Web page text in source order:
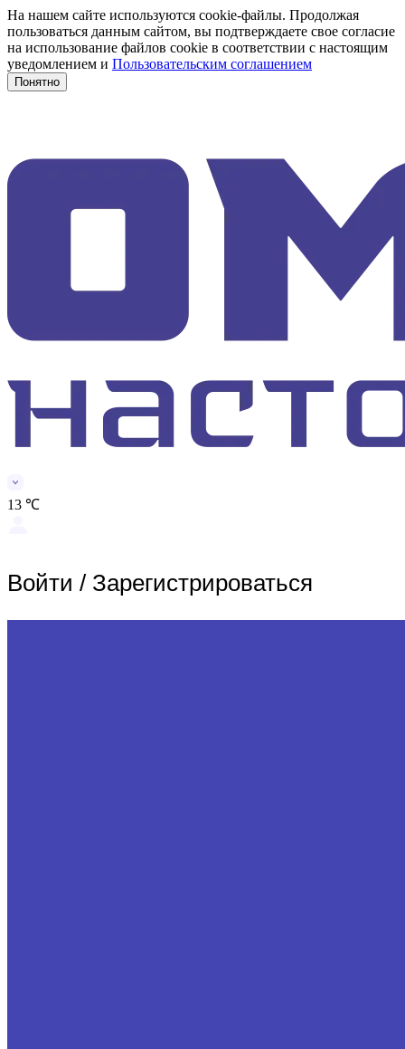
На нашем сайте используются cookie-файлы. Продолжая
пользоваться данным сайтом, вы подтверждаете свое согласие
на использование файлов cookie в соответствии с настоящим
уведомлением и Пользовательским соглашением
Понятно
13 ℃
Войти / Зарегистрироваться